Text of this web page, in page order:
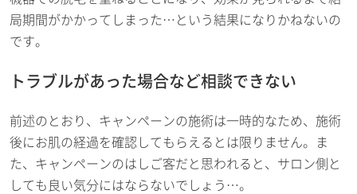
局期間がかかってしまった…という結果になりかねないの
です。
トラブルがあった場合など相談できない
前述のとおり、キャンペーンの施術は一時的なため、施術
後にお肌の経過を確認してもらえるとは限りません。ま
た、キャンペーンのはしご客だと思われると、サロン側と
しても良い気分にはならないでしょう…。